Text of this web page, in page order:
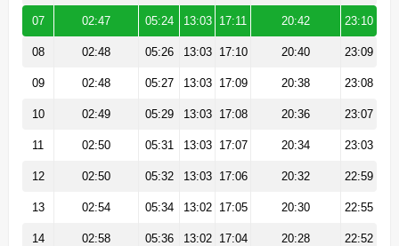
07 02:47 05:24 13:03 17:11 20:42 23:10
08 02:48 05:26 13:03 17:10 20:40 23:09
09 02:48 05:27 13:03 17:09 20:38 23:08
10 02:49 05:29 13:03 17:08 20:36 23:07
11 02:50 05:31 13:03 17:07 20:34 23:03
12 02:50 05:32 13:03 17:06 20:32 22:59
13 02:54 05:34 13:02 17:05 20:30 22:55
14 02:58 05:36 13:02 17:04 20:28 22:52